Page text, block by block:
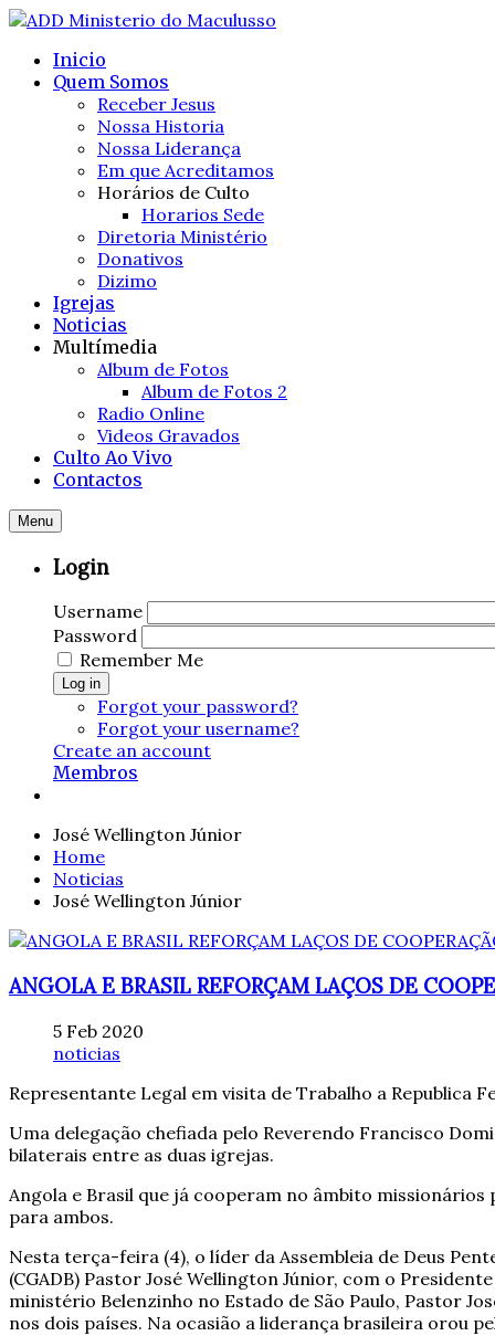
Inicio
Quem Somos
Receber Jesus
Nossa Historia
Nossa Liderança
Em que Acreditamos
Horários de Culto
Horarios Sede
Diretoria Ministério
Donativos
Dizimo
Igrejas
Noticias
Multímedia
Album de Fotos
Album de Fotos 2
Radio Online
Videos Gravados
Culto Ao Vivo
Contactos
Menu
Login
Username
Password
Remember Me
Log in
Forgot your password?
Forgot your username?
Create an account
Membros
José Wellington Júnior
Home
Noticias
José Wellington Júnior
ANGOLA E BRASIL REFORÇAM LAÇOS DE
5 Feb 2020
noticias
Representante Legal em visita de Trabalho a Republica
Uma delegação chefiada pelo Reverendo Francisco
bilaterais entre as duas igrejas.
Angola e Brasil que já cooperam no âmbito
para ambos.
Nesta terça-feira (4), o líder da Assembleia de Deus
(CGADB) Pastor José Wellington Júnior, com o
ministério Belenzinho no Estado de São Paulo, Pastor
nos dois países. Na ocasião a liderança brasileira orou